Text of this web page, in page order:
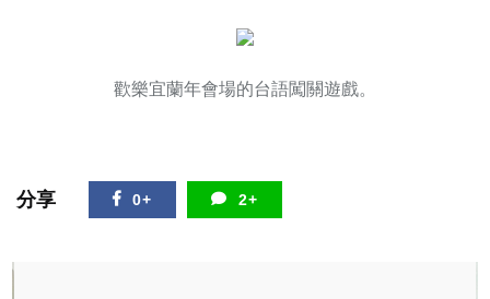
歡樂宜蘭年會場的台語闖關遊戲。
分享 0+ 2+